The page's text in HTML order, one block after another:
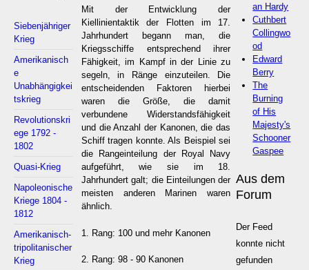
Siebenjähriger
Krieg
Amerikanisch
e
Unabhängigkei
tskrieg
Revolutionskri
ege 1792 -
1802
Quasi-Krieg
Napoleonische
Kriege 1804 -
1812
Amerikanisch-
tripolitanischer
Krieg
Mit der Entwicklung der
Kiellinientaktik der Flotten im 17.
Jahrhundert begann man, die
Kriegsschiffe entsprechend ihrer
Fähigkeit, im Kampf in der Linie zu
segeln, in Ränge einzuteilen. Die
entscheidenden Faktoren hierbei
waren die Größe, die damit
verbundene Widerstandsfähigkeit
und die Anzahl der Kanonen, die das
Schiff tragen konnte. Als Beispiel sei
die Rangeinteilung der Royal Navy
aufgeführt, wie sie im 18.
Jahrhundert galt; die Einteilungen der
meisten anderen Marinen waren
ähnlich.
1. Rang: 100 und mehr Kanonen
2. Rang: 98 - 90 Kanonen
an Hardy
Cuthbert
Collingwo
od
Edward
Berry
The
Burning
of His
Majesty's
Schooner
Gaspee
Aus dem
Forum
Der Feed
konnte nicht
gefunden